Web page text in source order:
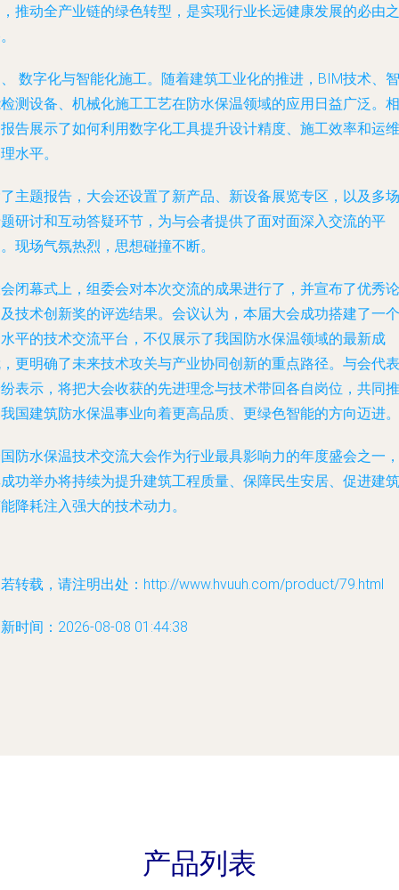
推动全产业链的绿色转型，是实现行业长远健康发展的必由之
数字化与智能化施工。随着建筑工业化的推进，BIM技术、智
测设备、机械化施工工艺在防水保温领域的应用日益广泛。相
告展示了如何利用数字化工具提升设计精度、施工效率和运维
水平。
主题报告，大会还设置了新产品、新设备展览专区，以及多场
研讨和互动答疑环节，为与会者提供了面对面深入交流的平
现场气氛热烈，思想碰撞不断。
闭幕式上，组委会对本次交流的成果进行了，并宣布了优秀论
技术创新奖的评选结果。会议认为，本届大会成功搭建了一个
平的技术交流平台，不仅展示了我国防水保温领域的最新成
更明确了未来技术攻关与产业协同创新的重点路径。与会代表
表示，将把大会收获的先进理念与技术带回各自岗位，共同推
国建筑防水保温事业向着更高品质、更绿色智能的方向迈进。
防水保温技术交流大会作为行业最具影响力的年度盛会之一，
功举办将持续为提升建筑工程质量、保障民生安居、促进建筑
降耗注入强大的技术动力。
转载，请注明出处：http://www.hvuuh.com/product/79.html
时间：2026-08-08 01:44:38
产品列表